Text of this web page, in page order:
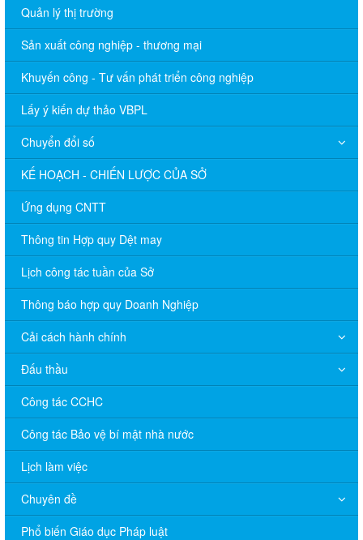
Quản lý thị trường
Sản xuất công nghiệp - thương mại
Khuyến công - Tư vấn phát triển công nghiệp
Lấy ý kiến dự thảo VBPL
Chuyển đổi số
KẾ HOẠCH - CHIẾN LƯỢC CỦA SỞ
Ứng dụng CNTT
Thông tin Hợp quy Dệt may
Lịch công tác tuần của Sở
Thông báo hợp quy Doanh Nghiệp
Cải cách hành chính
Đấu thầu
Công tác CCHC
Công tác Bảo vệ bí mật nhà nước
Lịch làm việc
Chuyên đề
Phổ biến Giáo dục Pháp luật